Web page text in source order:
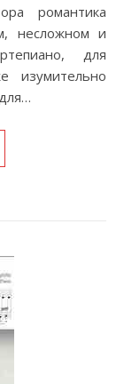
романтика
несложном и
для
изумительно